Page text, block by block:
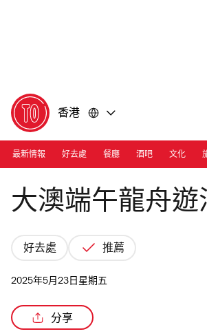
香港
最新情報 好去處 餐廳 酒吧 文化
Photograph: Shutterstock | Tai O
大澳端午龍舟
好去處 推薦
2025年5月23日星期五
分享